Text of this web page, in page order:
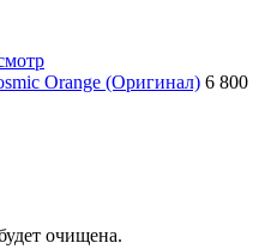
Orange (Оригинал) 6 800
очищена.